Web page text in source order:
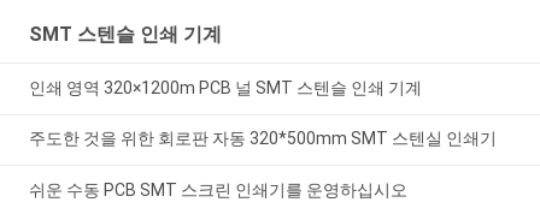
SMT 스텐슬 인쇄 기계
인쇄 영역 320×1200m PCB 널 SMT 스텐슬 인쇄 기계
주도한 것을 위한 회로판 자동 320*500mm SMT 스텐실 인쇄기
쉬운 수동 PCB SMT 스크린 인쇄기를 운영하십시오